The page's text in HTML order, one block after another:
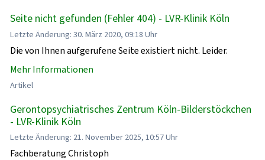
Seite nicht gefunden (Fehler 404) - LVR-Klinik Köln
Letzte Änderung: 30. März 2020, 09:18 Uhr
Die von Ihnen aufgerufene Seite existiert nicht. Leider.
Mehr Informationen
Artikel
Gerontopsychiatrisches Zentrum Köln-Bilderstöckchen
- LVR-Klinik Köln
Letzte Änderung: 21. November 2025, 10:57 Uhr
Fachberatung Christoph